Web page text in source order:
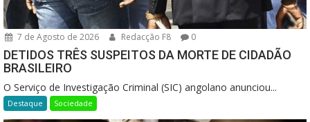
7 de Agosto de 2026 Redacção F8 0
DETIDOS TRÊS SUSPEITOS DA MORTE DE CIDADÃO
BRASILEIRO
O Serviço de Investigação Criminal (SIC) angolano anunciou...
Destaque Sociedade